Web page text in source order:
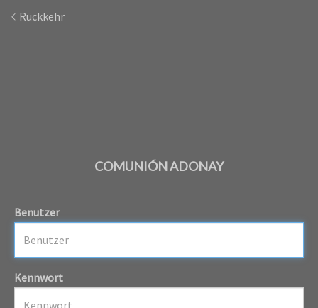
Rückkehr
COMUNIÓN ADONAY
Benutzer
Kennwort